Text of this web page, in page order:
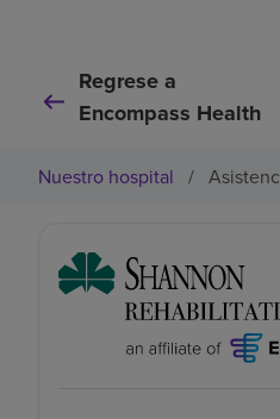
Regrese a
Encompass Health
Nuestro hospital /